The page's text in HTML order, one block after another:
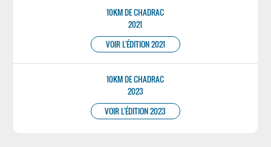
10KM DE CHADRAC
2021
VOIR L'ÉDITION 2021
10KM DE CHADRAC
2023
VOIR L'ÉDITION 2023